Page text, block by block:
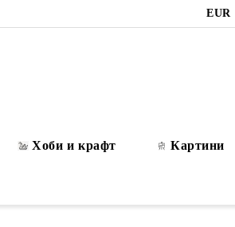
EUR
Хоби и крафт Картини